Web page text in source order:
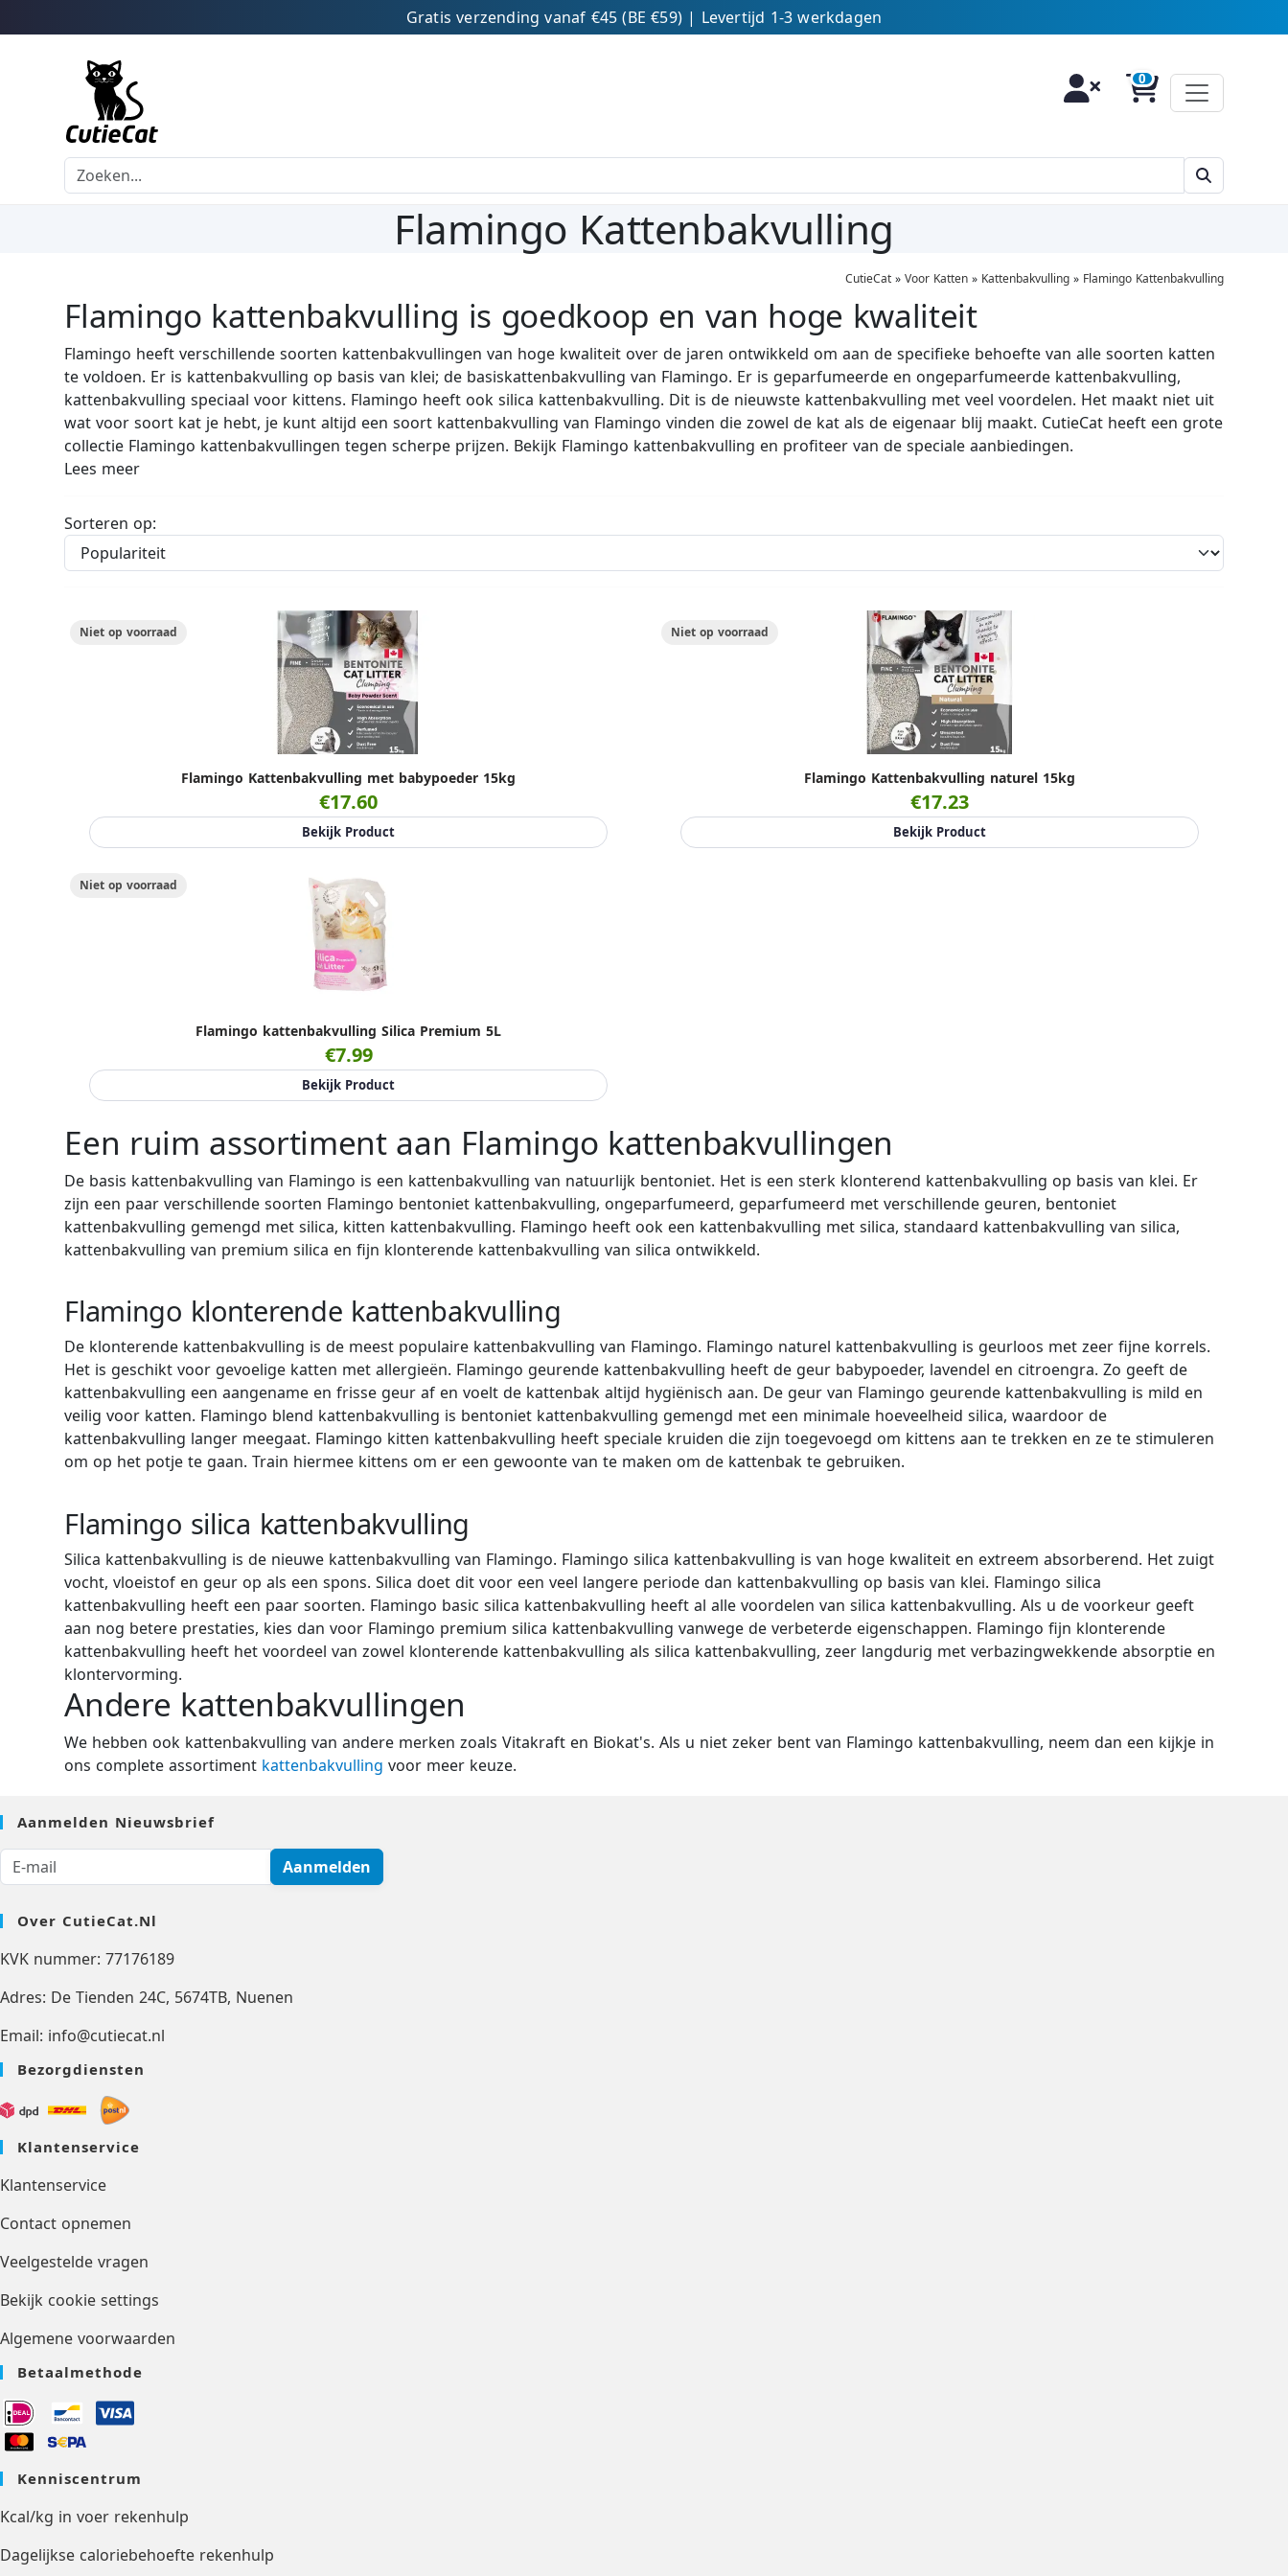
Gratis verzending vanaf €45 (BE €59) | Levertijd 1-3 werkdagen
Flamingo Kattenbakvulling
CutieCat» Voor Katten» Kattenbakvulling» Flamingo Kattenbakvulling
Flamingo kattenbakvulling is goedkoop en van hoge kwaliteit
Flamingo heeft verschillende soorten kattenbakvullingen van hoge kwaliteit over de jaren ontwikkeld om aan de specifieke behoefte van alle soorten katten
te voldoen. Er is kattenbakvulling op basis van klei; de basiskattenbakvulling van Flamingo. Er is geparfumeerde en ongeparfumeerde kattenbakvulling,
kattenbakvulling speciaal voor kittens. Flamingo heeft ook silica kattenbakvulling. Dit is de nieuwste kattenbakvulling met veel voordelen. Het maakt niet uit
wat voor soort kat je hebt, je kunt altijd een soort kattenbakvulling van Flamingo vinden die zowel de kat als de eigenaar blij maakt. CutieCat heeft een grote
collectie Flamingo kattenbakvullingen tegen scherpe prijzen. Bekijk Flamingo kattenbakvulling en profiteer van de speciale aanbiedingen.
Lees meer
Sorteren op:
Niet op voorraad
Flamingo Kattenbakvulling met babypoeder 15kg
€17.60
Bekijk Product
Niet op voorraad
Flamingo Kattenbakvulling naturel 15kg
€17.23
Bekijk Product
Niet op voorraad
Flamingo kattenbakvulling Silica Premium 5L
€7.99
Bekijk Product
Een ruim assortiment aan Flamingo kattenbakvullingen
De basis kattenbakvulling van Flamingo is een kattenbakvulling van natuurlijk bentoniet. Het is een sterk klonterend kattenbakvulling op basis van klei. Er
zijn een paar verschillende soorten Flamingo bentoniet kattenbakvulling, ongeparfumeerd, geparfumeerd met verschillende geuren, bentoniet
kattenbakvulling gemengd met silica, kitten kattenbakvulling. Flamingo heeft ook een kattenbakvulling met silica, standaard kattenbakvulling van silica,
kattenbakvulling van premium silica en fijn klonterende kattenbakvulling van silica ontwikkeld.
Flamingo klonterende kattenbakvulling
De klonterende kattenbakvulling is de meest populaire kattenbakvulling van Flamingo. Flamingo naturel kattenbakvulling is geurloos met zeer fijne korrels.
Het is geschikt voor gevoelige katten met allergieën. Flamingo geurende kattenbakvulling heeft de geur babypoeder, lavendel en citroengra. Zo geeft de
kattenbakvulling een aangename en frisse geur af en voelt de kattenbak altijd hygiënisch aan. De geur van Flamingo geurende kattenbakvulling is mild en
veilig voor katten. Flamingo blend kattenbakvulling is bentoniet kattenbakvulling gemengd met een minimale hoeveelheid silica, waardoor de
kattenbakvulling langer meegaat. Flamingo kitten kattenbakvulling heeft speciale kruiden die zijn toegevoegd om kittens aan te trekken en ze te stimuleren
om op het potje te gaan. Train hiermee kittens om er een gewoonte van te maken om de kattenbak te gebruiken.
Flamingo silica kattenbakvulling
Silica kattenbakvulling is de nieuwe kattenbakvulling van Flamingo. Flamingo silica kattenbakvulling is van hoge kwaliteit en extreem absorberend. Het zuigt
vocht, vloeistof en geur op als een spons. Silica doet dit voor een veel langere periode dan kattenbakvulling op basis van klei. Flamingo silica
kattenbakvulling heeft een paar soorten. Flamingo basic silica kattenbakvulling heeft al alle voordelen van silica kattenbakvulling. Als u de voorkeur geeft
aan nog betere prestaties, kies dan voor Flamingo premium silica kattenbakvulling vanwege de verbeterde eigenschappen. Flamingo fijn klonterende
kattenbakvulling heeft het voordeel van zowel klonterende kattenbakvulling als silica kattenbakvulling, zeer langdurig met verbazingwekkende absorptie en
klontervorming.
Andere kattenbakvullingen
We hebben ook kattenbakvulling van andere merken zoals Vitakraft en Biokat's. Als u niet zeker bent van Flamingo kattenbakvulling, neem dan een kijkje in
ons complete assortiment kattenbakvulling voor meer keuze.
Aanmelden Nieuwsbrief
Aanmelden
Over CutieCat.nl
KVK nummer: 77176189
Adres: De Tienden 24C, 5674TB, Nuenen
Email: info@cutiecat.nl
Bezorgdiensten
Klantenservice
Klantenservice
Contact opnemen
Veelgestelde vragen
Bekijk cookie settings
Algemene voorwaarden
Betaalmethode
Kenniscentrum
Kcal/kg in voer rekenhulp
Dagelijkse caloriebehoefte rekenhulp